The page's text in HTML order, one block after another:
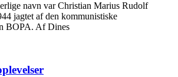
navn var Christian Marius Rudolf
jagtet af den kommunistiske
BOPA. Af Dines